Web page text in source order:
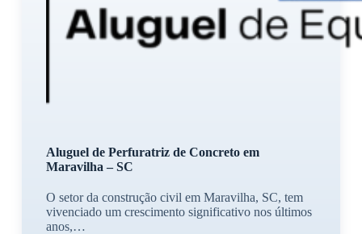
Aluguel de Perfuratriz de Concreto em
Maravilha – SC
O setor da construção civil em Maravilha, SC, tem
vivenciado um crescimento significativo nos últimos
anos,…